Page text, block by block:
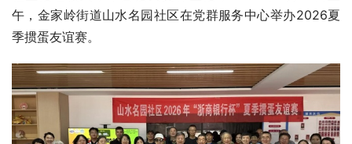
午，金家岭街道山水名园社区在党群服务中心举办2026夏
季掼蛋友谊赛。